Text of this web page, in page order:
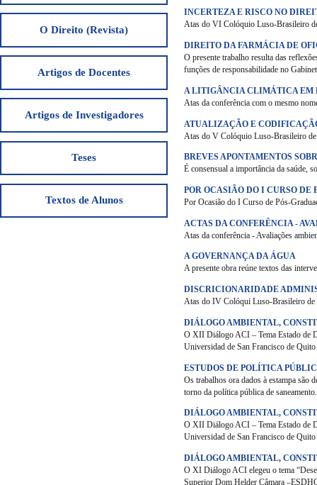
O Direito (Revista)
Artigos de Docentes
Artigos de Investigadores
Teses
Textos de Alunos
INCERTEZA E RISCO NO
Atas do VI Colóquio Luso-Brasileiro
DIREITO DA FARMÁCIA DE
O presente trabalho resulta das
funções de responsabilidade no
A LITIGÂNCIA CLIMÁTICA EM
Atas da conferência com o mesmo
ATUALIZAÇÃO E
Atas do V Colóquio Luso-Brasileiro
BREVES APONTAMENTOS
É consensual a importância da saúde,
POR OCASIÃO DO I CURSO
Por Ocasião do I Curso de Pós-
ACTAS DA CONFERÊNCIA -
Atas da conferência - Avaliações
A GOVERNANÇA DA ÁGUA
A presente obra reúne textos das
DISCRICIONARIDADE
Atas do IV Colóqui Luso-Brasileiro
DIÁLOGO AMBIENTAL,
O XII Diálogo ACI – Tema Estado de
Universidad de San Francisco de
ESTUDOS DE POLÍTICA
Os trabalhos ora dados à estampa
torno da política pública de saneamento.
DIÁLOGO AMBIENTAL,
O XII Diálogo ACI – Tema Estado de
Universidad de San Francisco de
DIÁLOGO AMBIENTAL,
O XI Diálogo ACI elegeu o tema
Superior Dom Helder Câmara